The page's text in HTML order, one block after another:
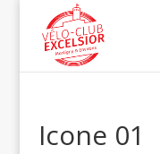
Icone 01